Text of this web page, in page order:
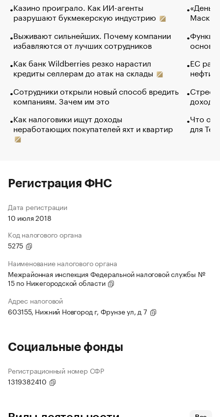
Казино проиграло. Как ИИ-агенты
разрушают букмекерскую индустрию
Выживают сильнейших. Почему компании
избавляются от лучших сотрудников
Как банк Wildberries резко нарастил
кредиты селлерам до атак на склады
Сотрудники открыли новый способ вредить
компаниям. Зачем им это
Как налоговики ищут доходы
неработающих покупателей яхт и квартир
Маск в
основ
ЕС
нефти
Что
для
Регистрация ФНС
Дата регистрации
10 июля 2018
Код налогового органа
5275
Наименование налогового органа
Межрайонная инспекция Федеральной налоговой службы №
15 по Нижегородской области
Адрес налоговой
603155, Нижний Новгород г, Фрунзе ул, д 7
Социальные фонды
Регистрационный номер СФР
1319382410